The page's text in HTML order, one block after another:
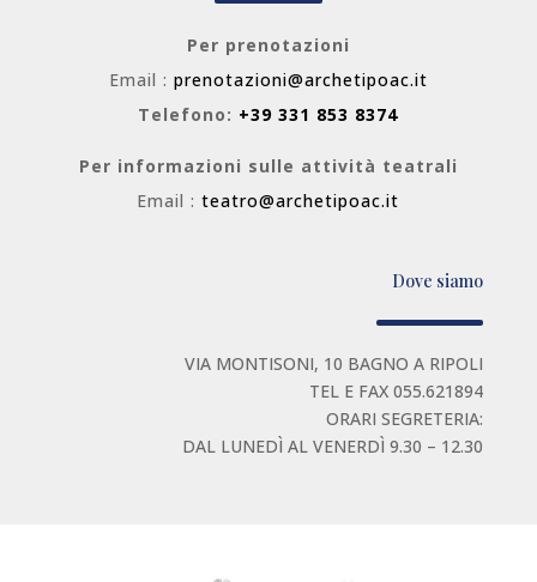
Per prenotazioni
Email : prenotazioni@archetipoac.it
Telefono: +39 331 853 8374
Per informazioni sulle attività teatrali
Email :teatro@archetipoac.it
Dove siamo
VIA MONTISONI, 10 BAGNO A RIPOLI
TEL E FAX 055.621894
ORARI SEGRETERIA:
DAL LUNEDÌ AL VENERDÌ 9.30 – 12.30